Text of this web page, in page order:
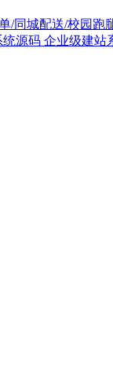
/同城配送/校园跑
源码 企业级建站